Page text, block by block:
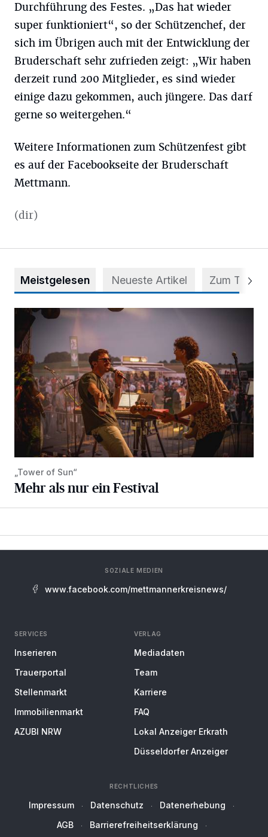
Durchführung des Festes. „Das hat wieder
super funktioniert“, so der Schützenchef, der
sich im Übrigen auch mit der Entwicklung der
Bruderschaft sehr zufrieden zeigt: „Wir haben
derzeit rund 200 Mitglieder, es sind wieder
einige dazu gekommen, auch jüngere. Das darf
gerne so weitergehen.“
Weitere Informationen zum Schützenfest gibt
es auf der Facebookseite der Bruderschaft
Mettmann.
(dir)
Meistgelesen Neueste Artikel Zum Thema
Mehr als nur ein Festival
„Tower of Sun“
Mehr als nur ein Festival
SOZIALE MEDIEN
www.facebook.com/mettmannerkreisnews/
SERVICES
Inserieren
Trauerportal
Stellenmarkt
Immobilienmarkt
AZUBI NRW
VERLAG
Mediadaten
Team
Karriere
FAQ
Lokal Anzeiger Erkrath
Düsseldorfer Anzeiger
RECHTLICHES
Impressum Datenschutz
Datenerhebung
AGB
Barrierefreiheitserklärung